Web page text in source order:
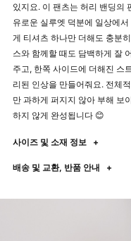
있지요. 이 팬츠는 허리 밴딩의
유로운 실루엣 덕분에 일상에
게 티셔츠 하나만 더해도 충분
스와 함께할 때도 담백하게 잘
주고, 한쪽 사이드에 더해진 스
리된 인상을 만들어줘요. 전체
만 과하게 퍼지지 않아 부해 보
하지 않게 완성됩니다 😊
사이즈 및 소재 정보 +
배송 및 교환, 반품 안내 +